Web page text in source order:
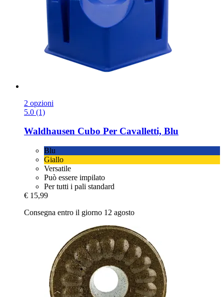
2 opzioni
5.0 (1)
Waldhausen Cubo Per Cavalletti, Blu
Blu
Giallo
Versatile
Può essere impilato
Per tutti i pali standard
€ 15,99
Consegna entro il giorno 12 agosto